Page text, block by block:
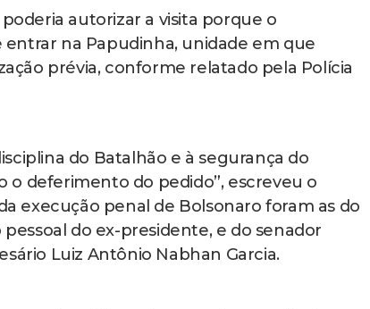
autorizar a visita porque o
na Papudinha, unidade em que
prévia, conforme relatado pela Polícia
do Batalhão e à segurança do
o deferimento do pedido”, escreveu o
execução penal de Bolsonaro foram as do
do ex-presidente, e do senador
Luiz Antônio Nabhan Garcia.